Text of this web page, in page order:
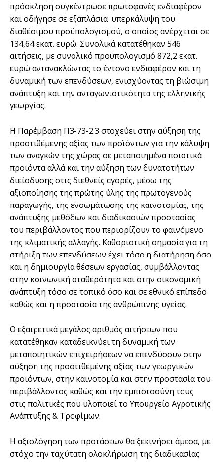
πρόσκληση συγκέντρωσε πρωτοφανές ενδιαφέρον
και οδήγησε σε εξαπλάσια υπερκάλυψη του
διαθέσιμου προϋπολογισμού, ο οποίος ανέρχεται σε
134,64 εκατ. ευρώ. Συνολικά κατατέθηκαν 546
αιτήσεις, με συνολικό προϋπολογισμό 872,2 εκατ.
ευρώ αντανακλώντας το έντονο ενδιαφέρον και τη
δυναμική των επενδύσεων, ενισχύοντας τη βιώσιμη
ανάπτυξη και την ανταγωνιστικότητα της ελληνικής
γεωργίας.
Η Παρέμβαση Π3-73-2.3 στοχεύει στην αύξηση της
προστιθέμενης αξίας των προϊόντων για την κάλυψη
των αναγκών της χώρας σε μεταποιημένα ποιοτικά
προϊόντα αλλά και την αύξηση των δυνατοτήτων
διείσδυσης στις διεθνείς αγορές, μέσω της
αξιοποίησης της πρώτης ύλης της πρωτογενούς
παραγωγής, της ενσωμάτωσης της καινοτομίας, της
ανάπτυξης μεθόδων και διαδικασιών προστασίας
του περιβάλλοντος που περιορίζουν το φαινόμενο
της κλιματικής αλλαγής. Καθοριστική σημασία για τη
στήριξη των επενδύσεων έχει τόσο η διατήρηση όσο
και η δημιουργία θέσεων εργασίας, συμβάλλοντας
στην κοινωνική σταθερότητα και στην οικονομική
ανάπτυξη τόσο σε τοπικό όσο και σε εθνικό επίπεδο
καθώς και η προστασία της ανθρώπινης υγείας.
Ο εξαιρετικά μεγάλος αριθμός αιτήσεων που
κατατέθηκαν καταδεικνύει τη δυναμική των
μεταποιητικών επιχειρήσεων να επενδύσουν στην
αύξηση της προστιθεμένης αξίας των γεωργικών
προϊόντων, στην καινοτομία και στην προστασία του
περιβάλλοντος καθώς και την εμπιστοσύνη τους
στις πολιτικές που υλοποιεί το Υπουργείο Αγροτικής
Ανάπτυξης & Τροφίμων.
Η αξιολόγηση των προτάσεων θα ξεκινήσει άμεσα, με
στόχο την ταχύτατη ολοκλήρωση της διαδικασίας